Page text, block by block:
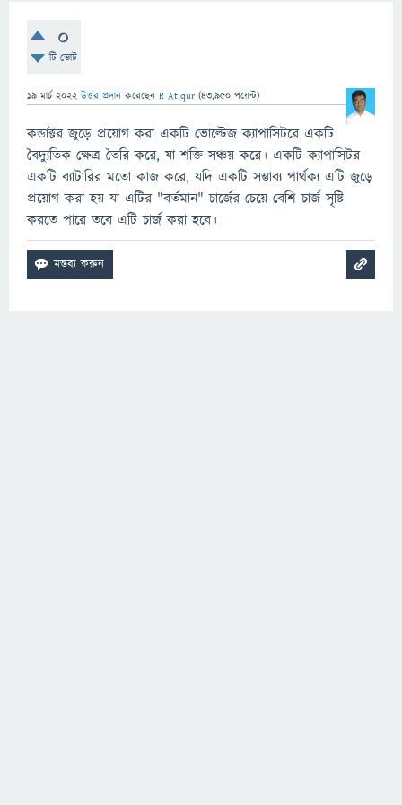
0
টি ভোট
19 মার্চ 2022 উত্তর প্রদান করেছেন R Atiqur (43,950 পয়েন্ট)
কন্ডাক্টর জুড়ে প্রয়োগ করা একটি ভোল্টেজ ক্যাপাসিটরে একটি
বৈদ্যুতিক ক্ষেত্র তৈরি করে, যা শক্তি সঞ্চয় করে। একটি ক্যাপাসিটর
একটি ব্যাটারির মতো কাজ করে, যদি একটি সম্ভাব্য পার্থক্য এটি জুড়ে
প্রয়োগ করা হয় যা এটির "বর্তমান" চার্জের চেয়ে বেশি চার্জ সৃষ্টি
করতে পারে তবে এটি চার্জ করা হবে।